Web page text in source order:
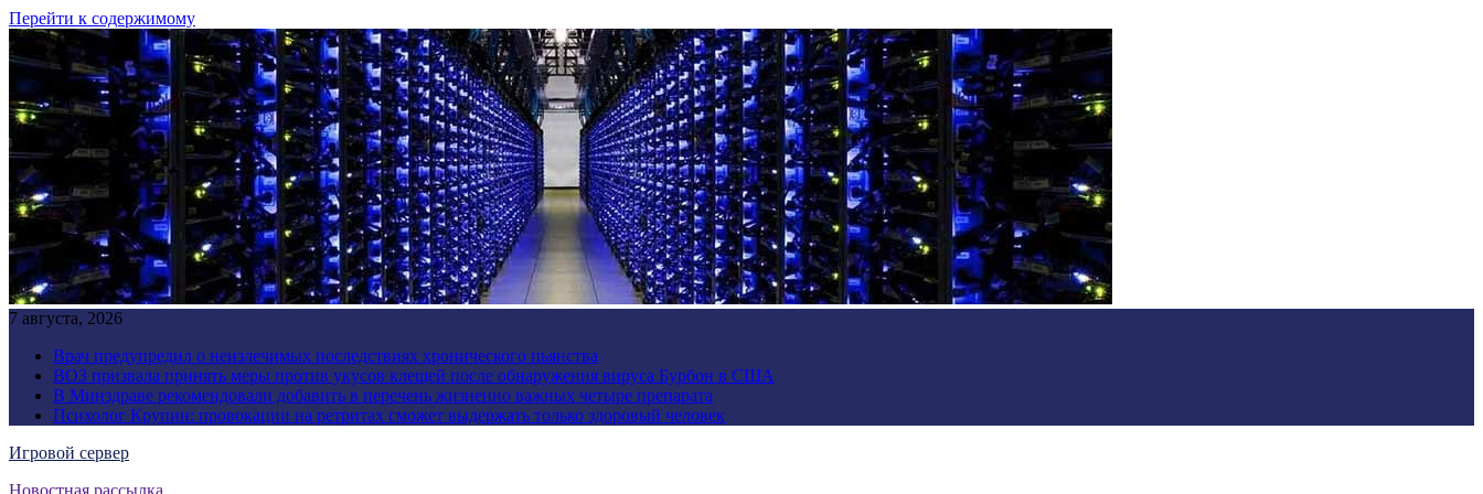
Перейти к содержимому
7 августа, 2026
Врач предупредил о неизлечимых последствиях хронического пьянства
ВОЗ призвала принять меры против укусов клещей после обнаружения вируса Бурбон в США
В Минздраве рекомендовали добавить в перечень жизненно важных четыре препарата
Психолог Крупин: провокации на ретритах сможет выдержать только здоровый человек
Игровой сервер
Новостная рассылка